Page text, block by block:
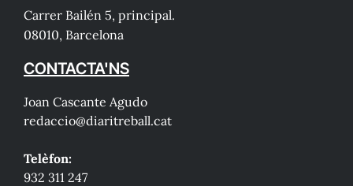
Carrer Bailén 5, principal.
08010, Barcelona
CONTACTA'NS
Joan Cascante Agudo
redaccio@diaritreball.cat
Telèfon:
932 311 247